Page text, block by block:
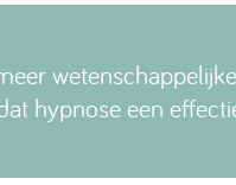
hypnose een